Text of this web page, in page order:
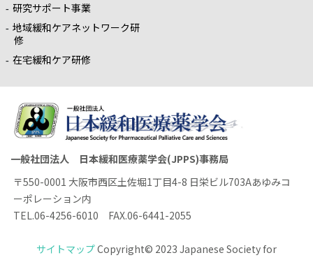
研究サポート事業
地域緩和ケアネットワーク研
修
在宅緩和ケア研修
一般社団法人 日本緩和医療薬学会(JPPS)事務局
〒550-0001 大阪市西区土佐堀1丁目4-8 日栄ビル703Aあゆみコ
ーポレーション内
TEL.06-4256-6010 FAX.06-6441-2055
サイトマップCopyright© 2023 Japanese Society for